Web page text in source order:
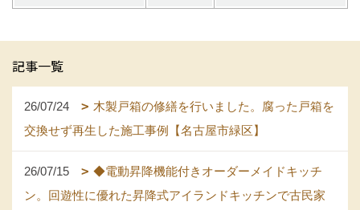
記事一覧
26/07/24
木製戸箱の修繕を行いました。腐った戸箱を
交換せず再生した施工事例【名古屋市緑区】
26/07/15
◆電動昇降機能付きオーダーメイドキッチ
ン。回遊性に優れた昇降式アイランドキッチンで古民家